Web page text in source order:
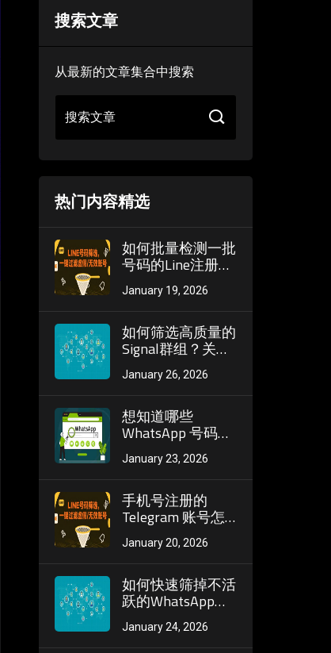
搜索文章
从最新的文章集合中搜索
搜索文章
热门内容精选
如何批量检测一批
号码的Line注册状
态？快速筛选出可
用的“干净号码”
January 19, 2026
如何筛选高质量的
Signal群组？关键
看群成员数量和每
日发言频率
January 26, 2026
想知道哪些
WhatsApp 号码还
在活跃？自动化筛
号让你快速识别有
January 23, 2026
手机号注册的
Telegram 账号怎
么筛活跃？精准鉴
别高活账号的方法
January 20, 2026
如何快速筛掉不活
跃的WhatsApp账
号？观察头像更新
频率和状态发布习
January 24, 2026